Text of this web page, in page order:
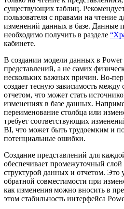
существующих таблиц.
пользователя с правами на чтение
изменений данных в базе. Данные
необходимо получить в разделе
кабинете.
В создании модели данных в
представлений, а не самих
нескольких важных причин. Во-
создает тесную зависимость
отчетом, что может стать
изменениях в базе данных.
переименование столбца или
требует соответствующих
BI, что может быть трудоемким и
потенциальные ошибки.
Создание представлений для
обеспечивает промежуточный
структурой данных и отчетом. Это
обратной совместимости при
как изменения можно вносить в
этом стабильность интерфейса